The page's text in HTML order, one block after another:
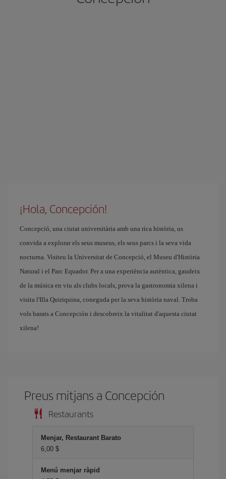
¡Hola, Concepción!
Concepció, una ciutat universitària amb una rica història, us
convida a explorar els seus museus, els seus parcs i la seva vida
nocturna. Visiteu la Universitat de Concepció, el Museu d'Història
Natural i el Parc Equador. Per a una experiència autèntica, gaudeix
de la música en viu als clubs locals, prova la gastronomia xilena i
visita l'Illa Quiriquina, coneguda per la seva història naval. Troba
vols barats a Concepción i descobreix la vitalitat d'aquesta ciutat
xilena!
Preus mitjans a Concepción
Restaurants
Menjar, Restaurant Barato
6,00 $
Menú menjar ràpid